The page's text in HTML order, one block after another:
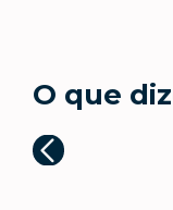
O que